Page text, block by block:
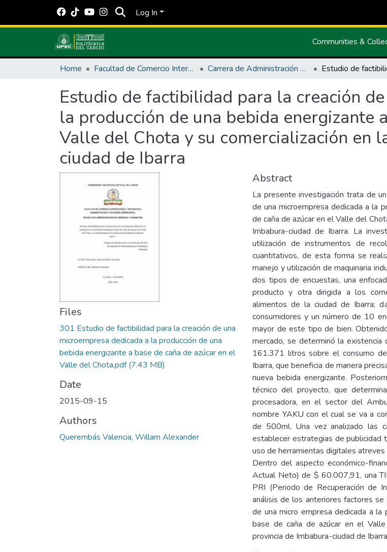
Log In
Communities &
Home Facultad de Comercio Internacional, Integración, Administración y Economía Empresarial Carrera de Administración de Empresas y Marketing
Estudio de factibilidad para la creación
la producción de una bebida energizante
Valle del Chota y su comercialización en
ciudad de Ibarra
Files
301 Estudio de factibilidad para la creación de una
microempresa dedicada a la producción de una
bebida energizante a base de caña de azúcar en el
Valle del Chota.pdf(7.43 MB)
Date
2015-09-15
Authors
Querembás Valencia, Willam Alexander
Abstract
La presente investigación trata de
de una microempresa dedicada a la
de caña de azúcar en el Valle del
Imbabura-ciudad de Ibarra. La
utilización de instrumentos de
cuantitativos, de esta forma se
manejo y utilización de maquinaria
dos tipos de encuestas, una
producto y otra dirigida a los
alimentos de la ciudad de Ibarra;
consumidores y un número de 10
mayor de este tipo de bien.
mercado, se determinó la existencia
161.371 litros sobre el consumo
Ibarra, que beneficia de manera
nueva bebida energizante.
técnico del proyecto, que
procesadora, en el sector del
nombre YAKU con el cual se va a
de 500ml. Una vez analizado las
establecer estrategias de publicidad
uso de herramientas digitales
Dentro del aspecto económico-
Actual Neto) de $ 60.007,91, una
PRI (Periodo de Recuperación de
análisis de los anteriores factores
de una micro empresa dedicada a la
base de caña de azúcar en el
provincia de Imbabura-ciudad de